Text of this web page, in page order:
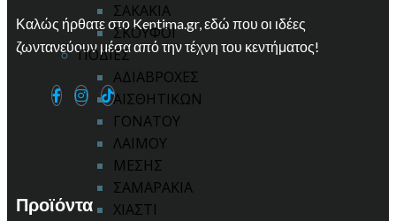
ΣΑΚΑΚΙΑ
ΣΚΟΥΦΟΙ
ΠΟΔΙΕΣ
ΑΔΙΑΒΡΟΧΕΣ
ΑΙΣΘΗΤΙΚΩΝ
ΓΟΝΑΤΟΥ
ΛΑΙΜΟΥ
ΜΕΣΗΣ
ΣΑΜΑΡΑΚΙΑ
ΧΙΑΣΤΙ
Καλώς ήρθατε στο Kentima.gr, εδώ που οι ιδέες
ζωντανεύουν μέσα από την τέχνη του κεντήματος!
Προϊόντα